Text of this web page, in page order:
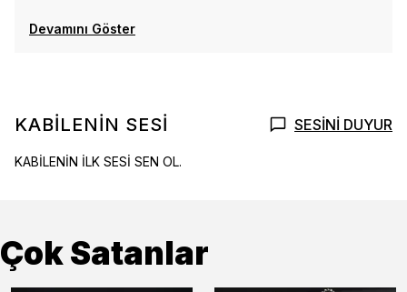
Devamını Göster
KABİLENİN SESİ SESİNİ DUYUR
KABİLENİN İLK SESİ SEN OL.
Çok Satanlar